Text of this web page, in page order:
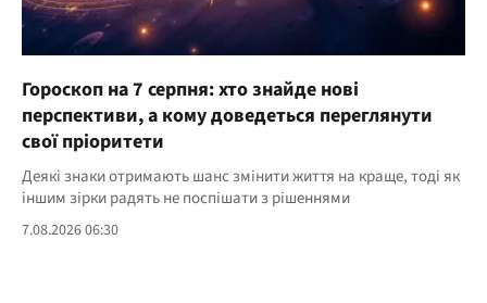
Гороскоп на 7 серпня: хто знайде нові
перспективи, а кому доведеться переглянути
свої пріоритети
Деякі знаки отримають шанс змінити життя на краще, тоді як
іншим зірки радять не поспішати з рішеннями
7.08.2026 06:30